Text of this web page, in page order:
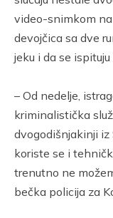
video-snimkom
devojčica sa dve
jeku i da se
– Od nedelje,
kriminalistička
dvogodišnjakinji iz
koriste se i
trenutno ne
bečka policija za